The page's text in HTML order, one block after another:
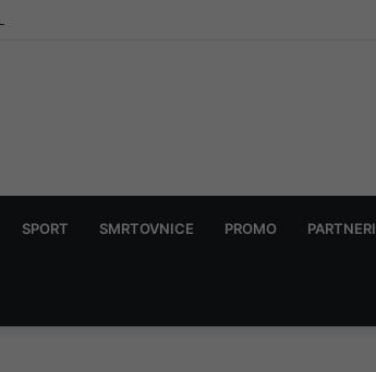
jet skijem ometao avione koji su gasili požar
SPORT SMRTOVNICE PROMO PARTNERI